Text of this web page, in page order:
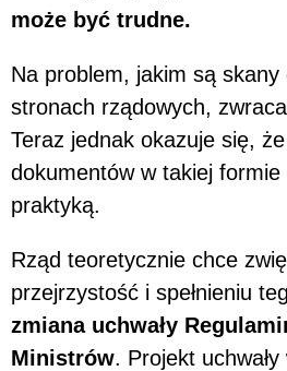
może być trudne.
Na problem, jakim są
stronach rządowych,
Teraz jednak okazuje się,
dokumentów w takiej formie
praktyką.
Rząd teoretycznie chce
przejrzystość i spełnieniu
zmiana uchwały
Ministrów. Projekt uchwały